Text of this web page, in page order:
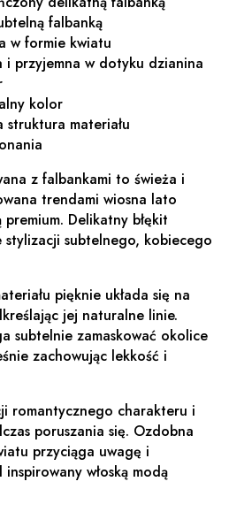
falbanką
w formie kwiatu
i przyjemna w dotyku dzianina
kolor
struktura materiału
z falbankami to świeża i
trendami wiosna lato
Delikatny błękit
subtelnego, kobiecego
pięknie układa się na
jej naturalne linie.
subtelnie zamaskować okolice
zachowując lekkość i
romantycznego charakteru i
poruszania się. Ozdobna
przyciąga uwagę i
włoską modą